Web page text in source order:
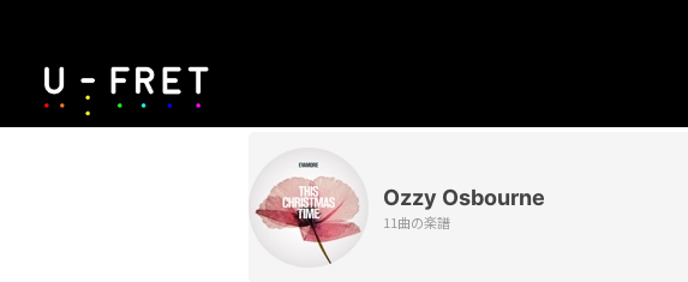
Ozzy Osbourne
11曲の楽譜